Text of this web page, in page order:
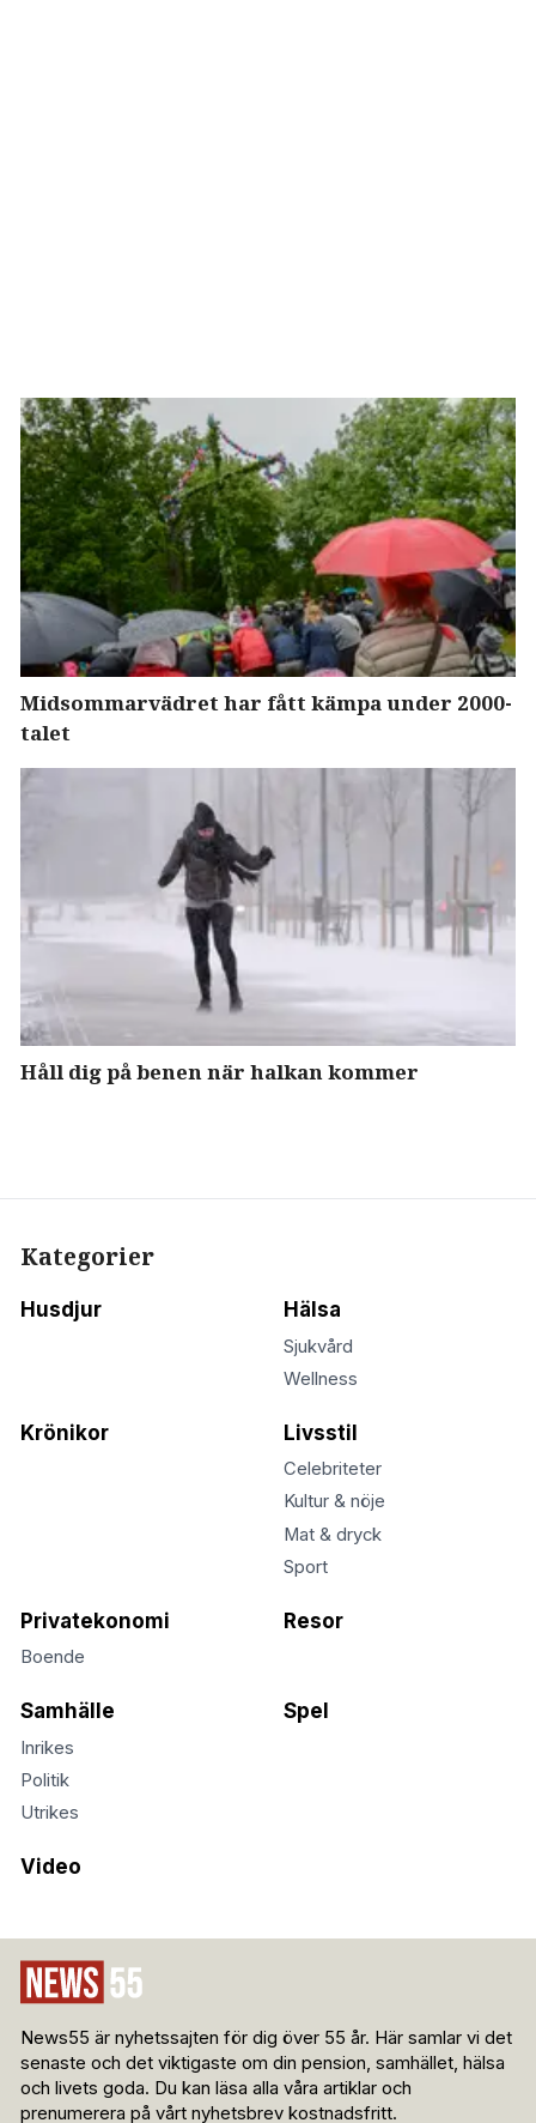
Midsommarvädret har fått kämpa under 2000-
talet
Håll dig på benen när halkan kommer
Kategorier
Husdjur Hälsa
Sjukvård
Wellness
Krönikor Livsstil
Celebriteter
Kultur & nöje
Mat & dryck
Sport
Privatekonomi
Boende
Resor
Samhälle
Inrikes
Politik
Utrikes
Spel
Video
News55 är nyhetssajten för dig över 55 år. Här samlar vi det
senaste och det viktigaste om din pension, samhället, hälsa
och livets goda. Du kan läsa alla våra artiklar och
prenumerera på vårt nyhetsbrev kostnadsfritt.